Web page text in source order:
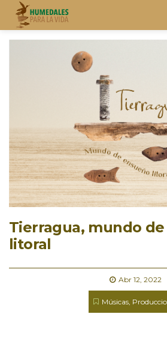
Tierragua, mundo
litoral
Abr 12, 2022
Músicas,